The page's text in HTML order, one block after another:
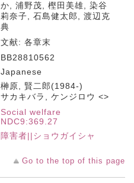
か, 浦野茂, 樫田美雄, 染谷
莉奈子, 石島健太郎, 渡辺克
典
文献: 各章末
BB28810562
Japanese
榊原, 賢二郎(1984-)
サカキバラ, ケンジロウ <>
Social welfare
NDC9:369.27
障害者||ショウガイシャ
Go to the top of this page